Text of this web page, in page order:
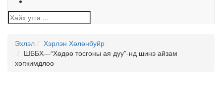
Эхлэл
Хэрлэн Хөлөнбуйр
ШББХ—“Хөдөө тосгоны ая дуу”-нд шинэ айзам
хөгжимдлөө